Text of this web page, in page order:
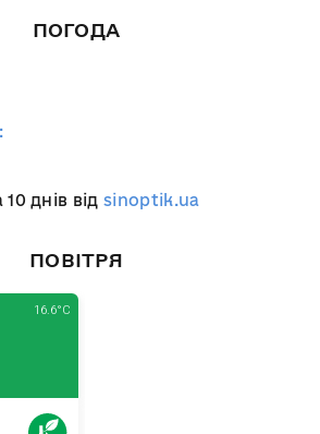
ПОГОДА
днів відsinoptik.ua
ПОВІТРЯ